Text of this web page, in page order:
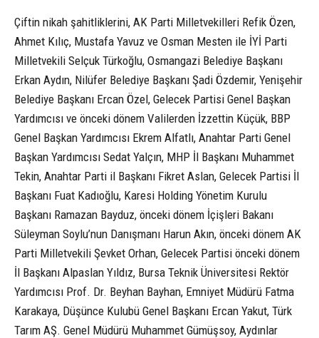
Çiftin nikah şahitliklerini, AK Parti Milletvekilleri Refik Özen,
Ahmet Kılıç, Mustafa Yavuz ve Osman Mesten ile İYİ Parti
Milletvekili Selçuk Türkoğlu, Osmangazi Belediye Başkanı
Erkan Aydın, Nilüfer Belediye Başkanı Şadi Özdemir, Yenişehir
Belediye Başkanı Ercan Özel, Gelecek Partisi Genel Başkan
Yardımcısı ve önceki dönem Valilerden İzzettin Küçük, BBP
Genel Başkan Yardımcısı Ekrem Alfatlı, Anahtar Parti Genel
Başkan Yardımcısı Sedat Yalçın, MHP İl Başkanı Muhammet
Tekin, Anahtar Parti il Başkanı Fikret Aslan, Gelecek Partisi İl
Başkanı Fuat Kadıoğlu, Karesi Holding Yönetim Kurulu
Başkanı Ramazan Bayduz, önceki dönem İçişleri Bakanı
Süleyman Soylu’nun Danışmanı Harun Akın, önceki dönem AK
Parti Milletvekili Şevket Orhan, Gelecek Partisi önceki dönem
İl Başkanı Alpaslan Yıldız, Bursa Teknik Üniversitesi Rektör
Yardımcısı Prof. Dr. Beyhan Bayhan, Emniyet Müdürü Fatma
Karakaya, Düşünce Kulubü Genel Başkanı Ercan Yakut, Türk
Tarım AŞ. Genel Müdürü Muhammet Gümüşsoy, Aydınlar